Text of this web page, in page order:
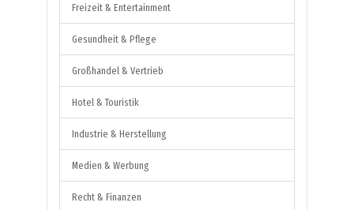
Freizeit & Entertainment
Gesundheit & Pflege
Großhandel & Vertrieb
Hotel & Touristik
Industrie & Herstellung
Medien & Werbung
Recht & Finanzen